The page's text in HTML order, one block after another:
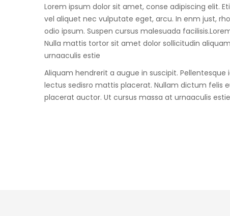
Lorem ipsum dolor sit amet, conse adipiscing elit.
vel aliquet nec vulputate eget, arcu. In enm just,
odio ipsum. Suspen cursus malesuada
Nulla mattis tortor sit amet dolor sollicitudin
urnaaculis estie
Aliquam hendrerit a augue in suscipit.
lectus sedisro mattis placerat. Nullam dictum felis
placerat auctor. Ut cursus massa at urnaaculis